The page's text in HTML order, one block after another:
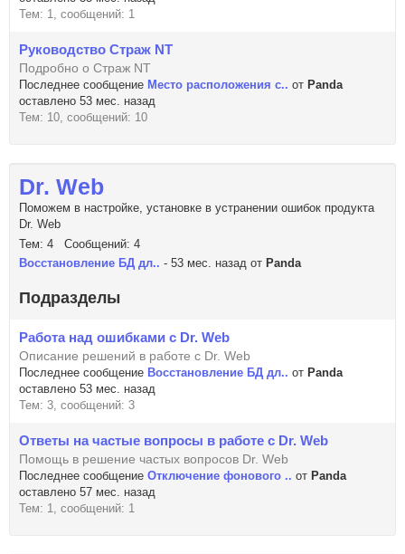
Тем: 1, сообщений: 1
Руководство Страж NT
Подробно о Страж NT
Последнее сообщение Место расположения с.. от Panda
оставлено 53 мес. назад
Тем: 10, сообщений: 10
Dr. Web
Поможем в настройке, установке в устранении ошибок продукта
Dr. Web
Тем: 4 Сообщений: 4
Восстановление БД дл.. - 53 мес. назад от Panda
Подразделы
Работа над ошибками с Dr. Web
Описание решений в работе с Dr. Web
Последнее сообщение Восстановление БД дл.. от Panda
оставлено 53 мес. назад
Тем: 3, сообщений: 3
Ответы на частые вопросы в работе с Dr. Web
Помощь в решение частых вопросов Dr. Web
Последнее сообщение Отключение фонового .. от Panda
оставлено 57 мес. назад
Тем: 1, сообщений: 1